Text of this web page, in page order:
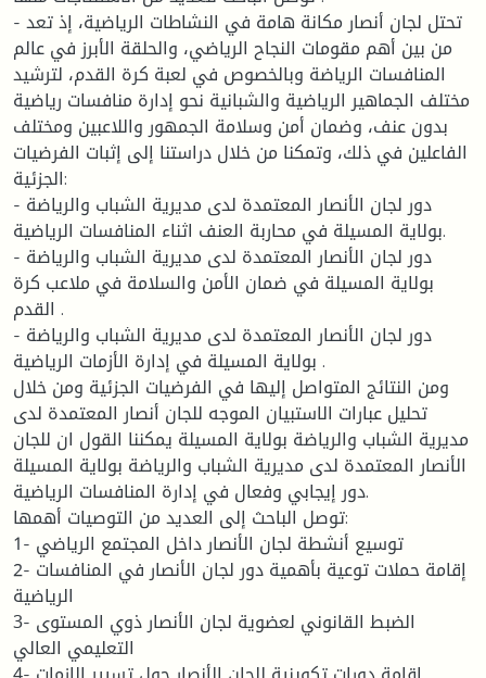
- تحتل لجان أنصار مكانة هامة في النشاطات الرياضية، إذ تعد
من بين أهم مقومات النجاح الرياضي، والحلقة الأبرز في عالم
المنافسات الرياضة وبالخصوص في لعبة كرة القدم، لترشيد
مختلف الجماهير الرياضية والشبانية نحو إدارة منافسات رياضية
بدون عنف، وضمان أمن وسلامة الجمهور واللاعبين ومختلف
الفاعلين في ذلك، وتمكنا من خلال دراستنا إلى إثبات الفرضيات
الجزئية:
- دور لجان الأنصار المعتمدة لدى مديرية الشباب والرياضة
بولاية المسيلة في محاربة العنف اثناء المنافسات الرياضية.
- دور لجان الأنصار المعتمدة لدى مديرية الشباب والرياضة
بولاية المسيلة في ضمان الأمن والسلامة في ملاعب كرة
القدم .
- دور لجان الأنصار المعتمدة لدى مديرية الشباب والرياضة
بولاية المسيلة في إدارة الأزمات الرياضية .
ومن النتائج المتواصل إليها في الفرضيات الجزئية ومن خلال
تحليل عبارات الاستبيان الموجه للجان أنصار المعتمدة لدى
مديرية الشباب والرياضة بولاية المسيلة يمكننا القول ان للجان
الأنصار المعتمدة لدى مديرية الشباب والرياضة بولاية المسيلة
دور إيجابي وفعال في إدارة المنافسات الرياضية.
توصل الباحث إلى العديد من التوصيات أهمها:
1- توسيع أنشطة لجان الأنصار داخل المجتمع الرياضي
2- إقامة حملات توعية بأهمية دور لجان الأنصار في المنافسات
الرياضية
3- الضبط القانوني لعضوية لجان الأنصار ذوي المستوى
التعليمي العالي